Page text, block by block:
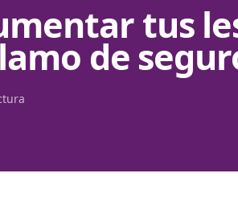
tus
de